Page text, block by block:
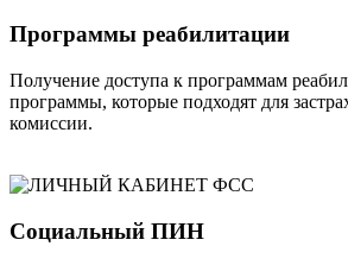
Программы реабилитации
Получение доступа к программам
программы, которые подходят для
комиссии.
Социальный ПИН